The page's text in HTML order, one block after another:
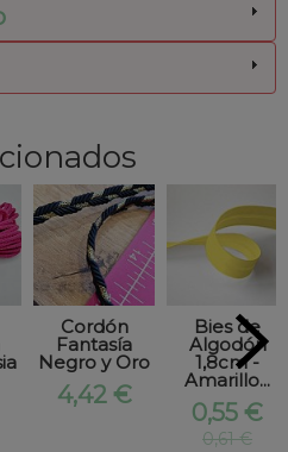
Cordón
Fantasía
Negro y Oro
4,42 €
Bies de
Algodón
1,8cm -
Amarillo...
0,55 €
0,61 €